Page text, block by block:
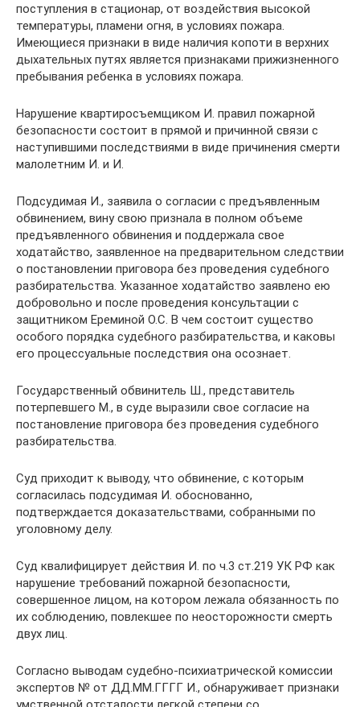
поступления в стационар, от воздействия высокой
температуры, пламени огня, в условиях пожара.
Имеющиеся признаки в виде наличия копоти в верхних
дыхательных путях является признаками прижизненного
пребывания ребенка в условиях пожара.
Нарушение квартиросъемщиком И. правил пожарной
безопасности состоит в прямой и причинной связи с
наступившими последствиями в виде причинения смерти
малолетним И. и И.
Подсудимая И., заявила о согласии с предъявленным
обвинением, вину свою признала в полном объеме
предъявленного обвинения и поддержала свое
ходатайство, заявленное на предварительном следствии
о постановлении приговора без проведения судебного
разбирательства. Указанное ходатайство заявлено ею
добровольно и после проведения консультации с
защитником Ереминой О.С. В чем состоит существо
особого порядка судебного разбирательства, и каковы
его процессуальные последствия она осознает.
Государственный обвинитель Ш., представитель
потерпевшего М., в суде выразили свое согласие на
постановление приговора без проведения судебного
разбирательства.
Суд приходит к выводу, что обвинение, с которым
согласилась подсудимая И. обоснованно,
подтверждается доказательствами, собранными по
уголовному делу.
Суд квалифицирует действия И. по ч.3 ст.219 УК РФ как
нарушение требований пожарной безопасности,
совершенное лицом, на котором лежала обязанность по
их соблюдению, повлекшее по неосторожности смерть
двух лиц.
Согласно выводам судебно-психиатрической комиссии
экспертов № от ДД.ММ.ГГГГ И., обнаруживает признаки